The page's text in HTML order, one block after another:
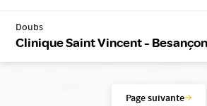
Doubs
Clinique Saint Vincent - Besançon
Page suivante